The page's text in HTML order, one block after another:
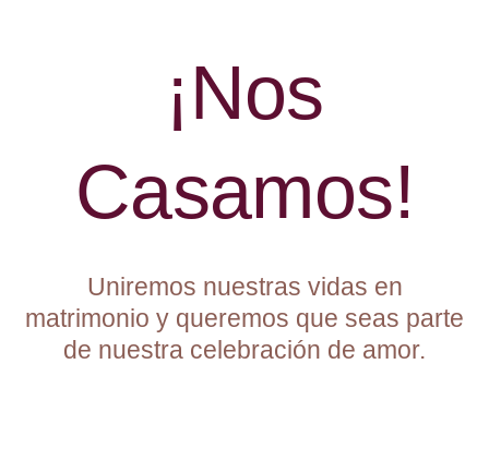
¡Nos
Casamos!
Uniremos nuestras vidas en
matrimonio y queremos que seas parte
de nuestra celebración de amor.